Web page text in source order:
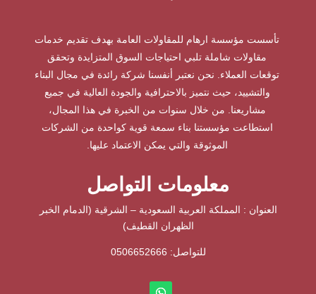
تأسست مؤسسة ارهام للمقاولات العامة بهدف تقديم خدمات
مقاولات شاملة تلبي احتياجات السوق المتزايدة وتحقق
توقعات العملاء. نحن نعتبر أنفسنا شركة رائدة في مجال البناء
والتشييد، حيث نتميز بالاحترافية والجودة العالية في جميع
مشاريعنا. من خلال سنوات من الخبرة في هذا المجال،
استطاعت مؤسستنا بناء سمعة قوية كواحدة من الشركات
الموثوقة والتي يمكن الاعتماد عليها.
معلومات التواصل
العنوان : المملكة العربية السعودية – الشرقية (الدمام الخبر
الظهران القطيف)
للتواصل: ⁦ 0506652666